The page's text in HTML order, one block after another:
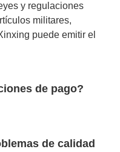
y regulaciones
militares,
puede emitir el
de pago?
de calidad